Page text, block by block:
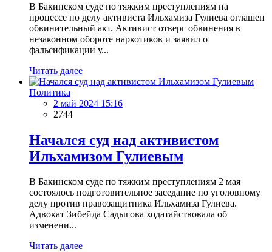
В Бакинском суде по тяжким преступлениям на
процессе по делу активиста Ильхамиза Гулиева оглашен
обвинительный акт. Активист отверг обвинения в
незаконном обороте наркотиков и заявил о
фальсификации у...
Читать далее
Политика
2 май 2024 15:16
2744
Начался суд над активистом
Ильхамизом Гулиевым
В Бакинском суде по тяжким преступлениям 2 мая
состоялось подготовительное заседание по уголовному
делу против правозащитника Ильхамиза Гулиева.
Адвокат Зибейда Садыгова ходатайствовала об
изменени...
Читать далее